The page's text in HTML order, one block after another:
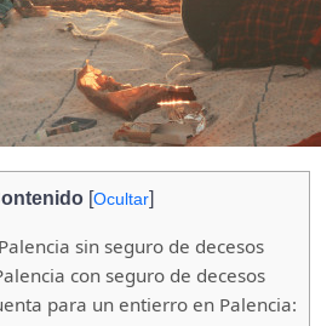
[Ocultar]
sin seguro de decesos
con seguro de decesos
para un entierro en Palencia: